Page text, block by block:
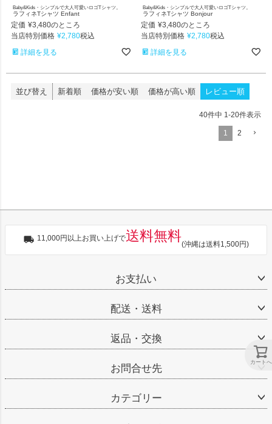
Baby&Kids・シンプルで大人可愛いロゴTシャツ。
ラフィネTシャツ Enfant
定価 ¥3,480のところ
当店特別価格 ¥2,780税込
詳細を見る
Baby&Kids・シンプルで大人可愛いロゴTシャツ。
ラフィネTシャツ Bonjour
定価 ¥3,480のところ
当店特別価格 ¥2,780税込
詳細を見る
並び替え 新着順 価格が安い順 価格が高い順 レビュー順
40件中 1 -20件表示
1 2
カートへ
11,000円以上お買い上げで送料無料
(沖縄は送料1,500円)
お支払い
配送・送料
返品・交換
お問合せ先
カテゴリー